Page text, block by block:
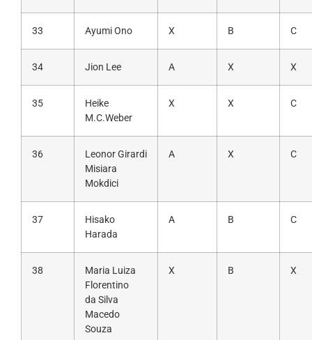
33 Ayumi Ono X B C
34 Jion Lee A X X
35
Heike
M.C.Weber
X X C
36
Leonor Girardi
Misiara
Mokdici
A X C
37
Hisako
Harada
A B C
38
Maria Luiza
Florentino
da Silva
Macedo
Souza
X B X